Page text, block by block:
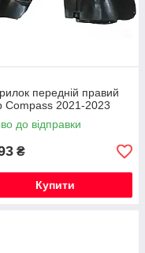
передній правий
Compass 2021-2023
до відправки
₴
Купити